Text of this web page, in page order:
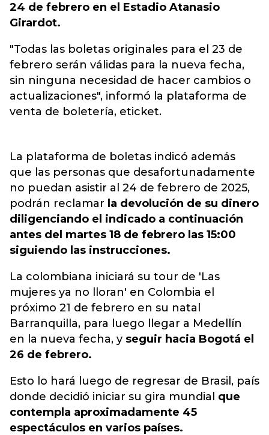
24 de febrero⁠ en el Estadio Atanasio
Girardot.
"Todas las boletas originales para el 23 de
febrero serán válidas para la nueva fecha,
sin ninguna necesidad de hacer cambios o
actualizaciones", informó la plataforma de
venta de boletería, eticket.
La plataforma de boletas indicó además
que las personas que desafortunadamente
no puedan asistir al 24 de febrero de 2025,
podrán reclamar la devolución de su dinero
diligenciando el indicado a continuación
antes del martes 18 de febrero las 15:00
siguiendo las instrucciones.
La colombiana iniciará su tour de 'Las
mujeres ya no lloran' en Colombia el
próximo 21 de febrero en su natal
Barranquilla, para luego llegar a Medellín
en la nueva fecha, y seguir hacia Bogotá el
26 de febrero.
Esto lo hará luego de regresar de Brasil, país
donde decidió iniciar su gira mundial que
contempla aproximadamente 45
espectáculos en varios países.